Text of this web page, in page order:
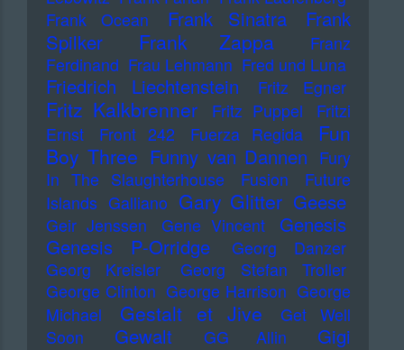
Frank Ocean
Frank Sinatra
Frank
Spilker
Frank Zappa
Franz
Ferdinand Frau Lehmann Fred und Luna
Friedrich Liechtenstein Fritz Egner
Fritz Kalkbrenner Fritz Puppel
Fritzi
Ernst
Front 242 Fuerza Regida
Fun
Boy Three Funny van Dannen Fury
In The Slaughterhouse
Fusion
Future
Islands Galliano Gary Glitter Geese
Geir Jenssen Gene Vincent
Genesis
Genesis P-Orridge
Georg Danzer
Georg Kreisler
Georg Stefan Troller
George Clinton George Harrison George
Michael
Gestalt et Jive
Get Well
Soon
Gewalt GG Allin
Gigi